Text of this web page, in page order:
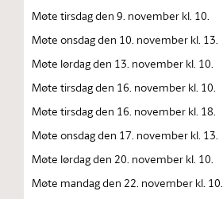
Møte tirsdag den 9. november kl. 10.
Møte onsdag den 10. november kl. 13.
Møte lørdag den 13. november kl. 10.
Møte tirsdag den 16. november kl. 10.
Møte tirsdag den 16. november kl. 18.
Møte onsdag den 17. november kl. 13.
Møte lørdag den 20. november kl. 10.
Møte mandag den 22. november kl. 10.